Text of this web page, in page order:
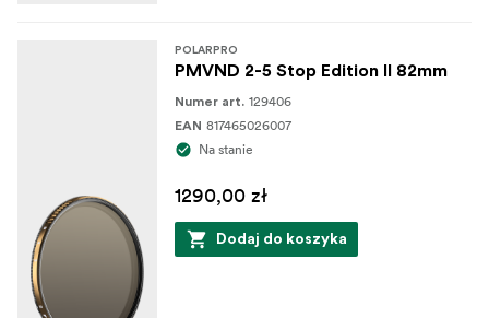
POLARPRO
PMVND 2-5 Stop Edition II 82mm
Numer art. 129406
EAN 817465026007
Na stanie
1290,00 zł
Dodaj do koszyka